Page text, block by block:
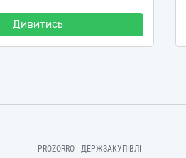
Дивитись
PROZORRO - ДЕРЖЗАКУПІВЛІ